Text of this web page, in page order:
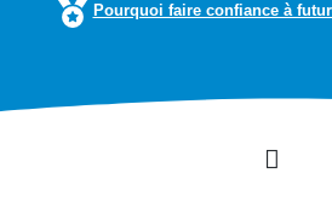
Pourquoi faire confiance à